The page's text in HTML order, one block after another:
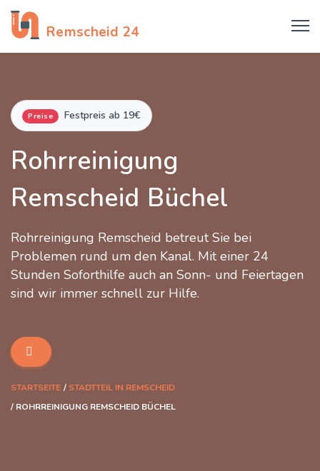
Remscheid 24
Preise Festpreis ab 19€
Rohrreinigung
Remscheid Büchel
Rohrreinigung Remscheid betreut Sie bei
Problemen rund um den Kanal. Mit einer 24
Stunden Soforthilfe auch an Sonn- und Feiertagen
sind wir immer schnell zur Hilfe.
STARTSEITE
STADTTEIL IN REMSCHEID
ROHRREINIGUNG REMSCHEID BÜCHEL